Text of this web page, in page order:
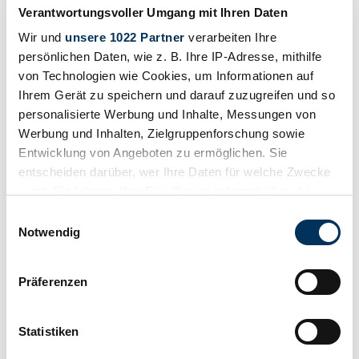
Verantwortungsvoller Umgang mit Ihren Daten
Wir und unsere 1022 Partner verarbeiten Ihre
persönlichen Daten, wie z. B. Ihre IP-Adresse, mithilfe
von Technologien wie Cookies, um Informationen auf
Ihrem Gerät zu speichern und darauf zuzugreifen und so
personalisierte Werbung und Inhalte, Messungen von
Werbung und Inhalten, Zielgruppenforschung sowie
Entwicklung von Angeboten zu ermöglichen. Sie
entscheiden darüber, wer Ihre Daten für welche Zwecke
Trigger Symbol ändern oder widerrufen
Informationen über Ihre geografische Lage
können
Notwendig
Präferenzen
Statistiken
Seltene Brougham-Edition mit durchgehender Sitzbank, Selec-Trac-
€ 18'500
Verkaufspreis inkl. Gebühren